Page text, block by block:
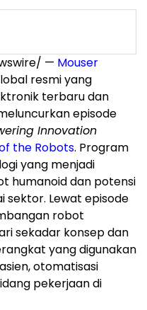
— Mouser
resmi yang
terbaru dan
episode
Innovation
the Robots. Program
yang menjadi
humanoid dan potensi
Lewat episode
robot
sekadar konsep dan
yang digunakan
otomatisasi
pekerjaan di